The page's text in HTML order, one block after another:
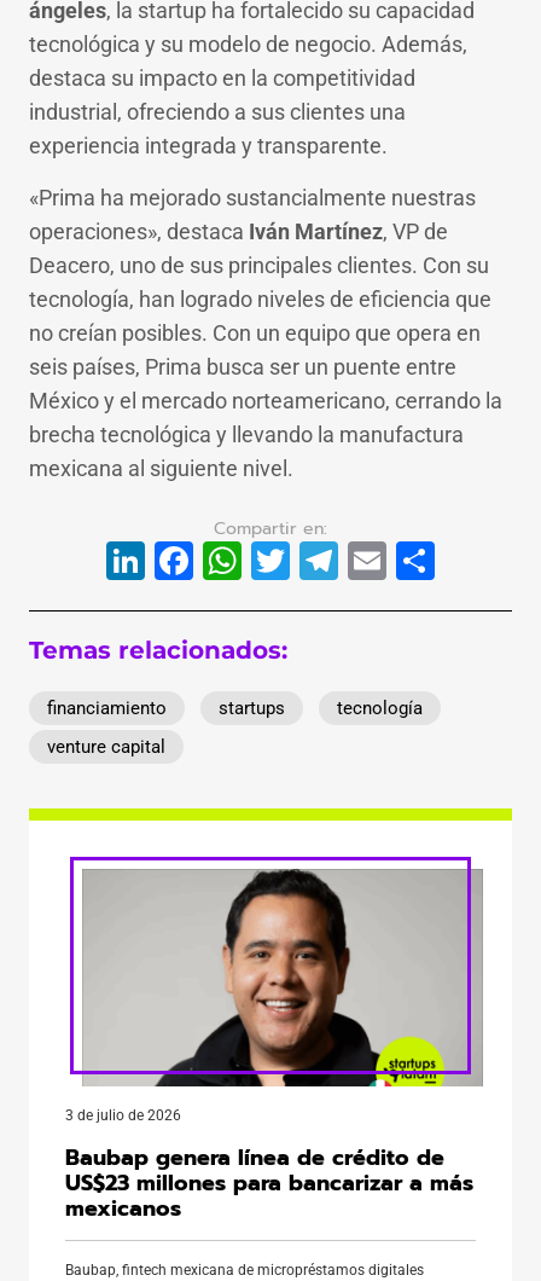
ángeles, la startup ha fortalecido su capacidad
tecnológica y su modelo de negocio. Además,
destaca su impacto en la competitividad
industrial, ofreciendo a sus clientes una
experiencia integrada y transparente.
«Prima ha mejorado sustancialmente nuestras
operaciones», destaca Iván Martínez, VP de
Deacero, uno de sus principales clientes. Con su
tecnología, han logrado niveles de eficiencia que
no creían posibles. Con un equipo que opera en
seis países, Prima busca ser un puente entre
México y el mercado norteamericano, cerrando la
brecha tecnológica y llevando la manufactura
mexicana al siguiente nivel.
LinkedIn
Facebook
WhatsApp
Twitter
Telegram
Email
Temas relacionados:
financiamiento startups
tecnología
venture capital
3 de julio de 2026
Baubap genera línea de crédito de
US$23 millones para bancarizar a más
mexicanos
Baubap, fintech mexicana de micropréstamos digitales